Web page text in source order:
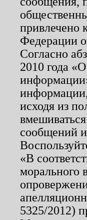
привлечено
Федерации
Согласно
2010 года
исходя из
сообщений
«В
морального
5325/2012)